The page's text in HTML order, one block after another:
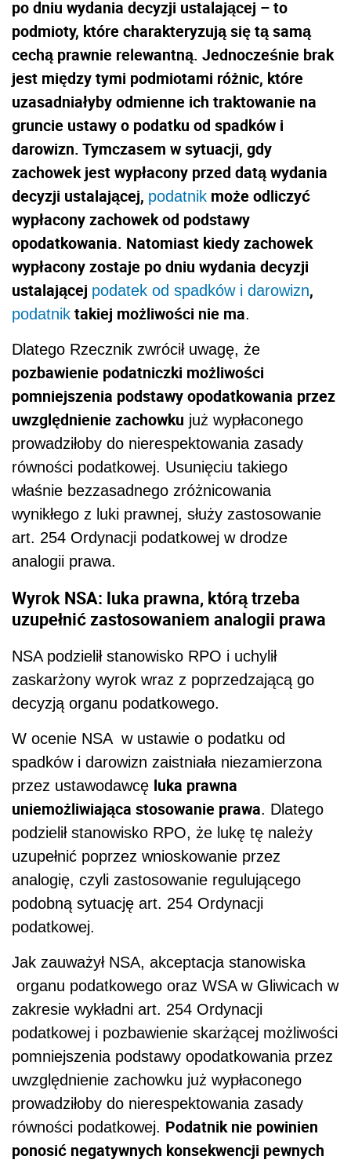
po dniu wydania decyzji ustalającej – to
podmioty, które charakteryzują się tą samą
cechą prawnie relewantną. Jednocześnie brak
jest między tymi podmiotami różnic, które
uzasadniałyby odmienne ich traktowanie na
gruncie ustawy o podatku od spadków i
darowizn. Tymczasem w sytuacji, gdy
zachowek jest wypłacony przed datą wydania
decyzji ustalającej, podatnik może odliczyć
wypłacony zachowek od podstawy
opodatkowania. Natomiast kiedy zachowek
wypłacony zostaje po dniu wydania decyzji
ustalającej podatek od spadków i darowizn,
podatnik takiej możliwości nie ma.
Dlatego Rzecznik zwrócił uwagę, że
pozbawienie podatniczki możliwości
pomniejszenia podstawy opodatkowania przez
uwzględnienie zachowku już wypłaconego
prowadziłoby do nierespektowania zasady
równości podatkowej. Usunięciu takiego
właśnie bezzasadnego zróżnicowania
wynikłego z luki prawnej, służy zastosowanie
art. 254 Ordynacji podatkowej w drodze
analogii prawa.
Wyrok NSA: luka prawna, którą trzeba
uzupełnić zastosowaniem analogii prawa
NSA podzielił stanowisko RPO i uchylił
zaskarżony wyrok wraz z poprzedzającą go
decyzją organu podatkowego.
W ocenie NSA w ustawie o podatku od
spadków i darowizn zaistniała niezamierzona
przez ustawodawcę luka prawna
uniemożliwiająca stosowanie prawa. Dlatego
podzielił stanowisko RPO, że lukę tę należy
uzupełnić poprzez wnioskowanie przez
analogię, czyli zastosowanie regulującego
podobną sytuację art. 254 Ordynacji
podatkowej.
Jak zauważył NSA, akceptacja stanowiska
organu podatkowego oraz WSA w Gliwicach w
zakresie wykładni art. 254 Ordynacji
podatkowej i pozbawienie skarżącej możliwości
pomniejszenia podstawy opodatkowania przez
uwzględnienie zachowku już wypłaconego
prowadziłoby do nierespektowania zasady
równości podatkowej. Podatnik nie powinien
ponosić negatywnych konsekwencji pewnych